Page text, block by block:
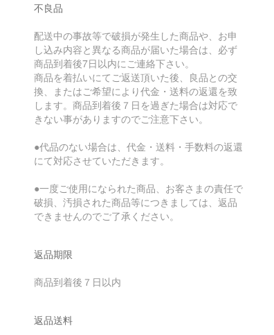
不良品
配送中の事故等で破損が発生した商品や、お申
し込み内容と異なる商品が届いた場合は、必ず
商品到着後7日以内にご連絡下さい。
商品を着払いにてご返送頂いた後、良品との交
換、またはご希望により代金・送料の返還を致
します。商品到着後７日を過ぎた場合は対応で
きない事がありますのでご注意下さい。
●代品のない場合は、代金・送料・手数料の返還
にて対応させていただきます。
●一度ご使用になられた商品、お客さまの責任で
破損、汚損された商品等につきましては、返品
できませんのでご了承ください。
返品期限
商品到着後７日以内
返品送料